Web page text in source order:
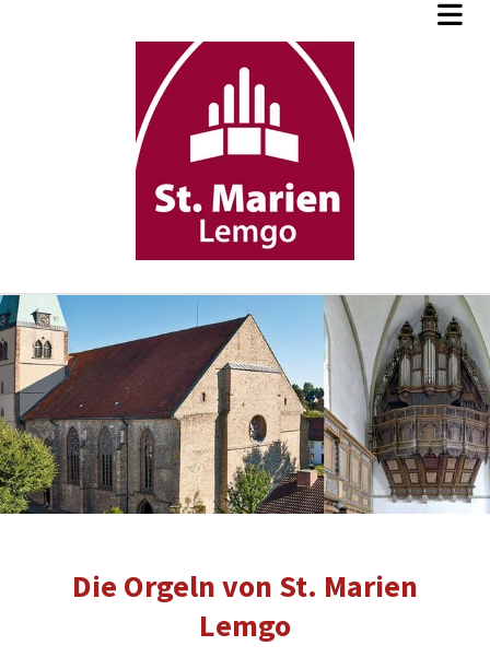
Die Orgeln von St. Marien
Lemgo